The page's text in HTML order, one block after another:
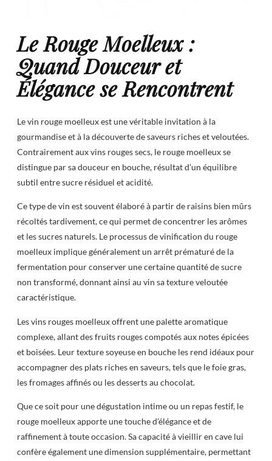
Le Rouge Moelleux :
Quand Douceur et
Élégance se Rencontrent
Le vin rouge moelleux est une véritable invitation à la
gourmandise et à la découverte de saveurs riches et veloutées.
Contrairement aux vins rouges secs, le rouge moelleux se
distingue par sa douceur en bouche, résultat d’un équilibre
subtil entre sucre résiduel et acidité.
Ce type de vin est souvent élaboré à partir de raisins bien mûrs
récoltés tardivement, ce qui permet de concentrer les arômes
et les sucres naturels. Le processus de vinification du rouge
moelleux implique généralement un arrêt prématuré de la
fermentation pour conserver une certaine quantité de sucre
non transformé, donnant ainsi au vin sa texture veloutée
caractéristique.
Les vins rouges moelleux offrent une palette aromatique
complexe, allant des fruits rouges compotés aux notes épicées
et boisées. Leur texture soyeuse en bouche les rend idéaux pour
accompagner des plats riches en saveurs, tels que le foie gras,
les fromages affinés ou les desserts au chocolat.
Que ce soit pour une dégustation intime ou un repas festif, le
rouge moelleux apporte une touche d’élégance et de
raffinement à toute occasion. Sa capacité à vieillir en cave lui
confère également une dimension supplémentaire, permettant